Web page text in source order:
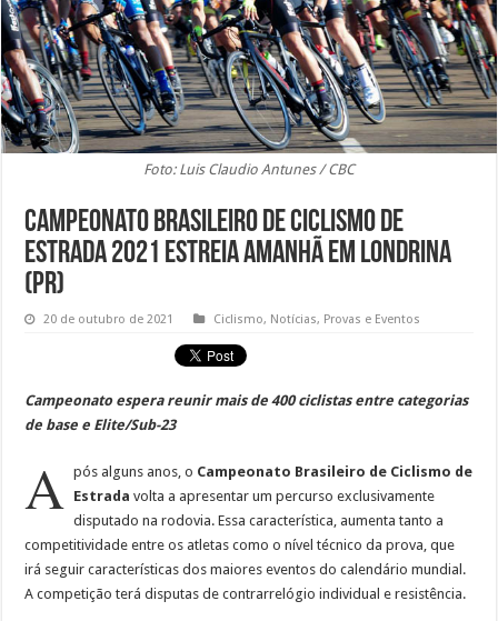
Foto: Luis Claudio Antunes / CBC
Campeonato Brasileiro de Ciclismo de
Estrada 2021 estreia amanhã em Londrina
(PR)
20 de outubro de 2021 Ciclismo, Notícias, Provas e Eventos
Campeonato espera reunir mais de 400 ciclistas entre categorias
de base e Elite/Sub-23
A pós alguns anos, o Campeonato Brasileiro de Ciclismo de
Estradavolta a apresentar um percurso exclusivamente
disputado na rodovia. Essa característica, aumenta tanto a
competitividade entre os atletas como o nível técnico da prova, que
irá seguir características dos maiores eventos do calendário mundial.
A competição terá disputas de contrarrelógio individual e resistência.